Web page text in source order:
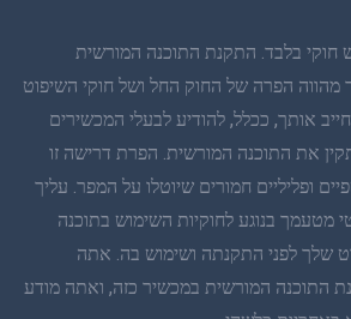
חוקי בלבד. התקנת התוכנה המורשית
מהווה הפרה של החוק החל ושל חוקי השיפוט
אותך, ככלל, להודיע לבעלי המכשירים
את התוכנה המורשית. הפרת דרישה זו
ופליליים חמורים שיוטלו על המפר. עליך
מטעמך בנוגע לחוקיות השימוש בתוכנה
שלך לפני התקנתה ושימוש בה. אתה
התוכנה המורשית במכשיר כזה, ואתה מודע